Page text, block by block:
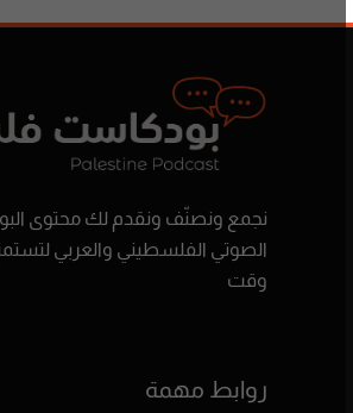
نجمع ونصنّف ونقدم لك محتوى
الصوتي الفلسطيني والعربي
وقت
روابط مهمة